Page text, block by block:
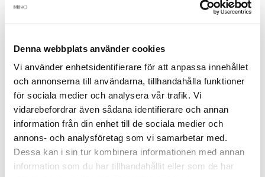
Denna webbplats använder cookies
Vi använder enhetsidentifierare för att anpassa innehållet
och annonserna till användarna, tillhandahålla funktioner
för sociala medier och analysera vår trafik. Vi
vidarebefordrar även sådana identifierare och annan
information från din enhet till de sociala medier och
annons- och analysföretag som vi samarbetar med.
Dessa kan i sin tur kombinera informationen med annan
information som du har tillhandahållit eller som de har
Fördelar:
Lämnar ingen vit hinna
Fräsch doftsom håller hela dagen
Snabbt, enkelt och effektivt– idealiskt för hektiska dagar
MedLiving Proof Dry Shampoobehöver du inte kompromissa
mellan renhet och volym. Håret känns lätt, luftigt och redo för
bara vill förlänga tiden mellan tvättarna.
Användning: